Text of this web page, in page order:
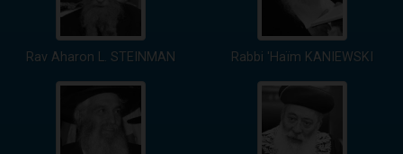
Rav Aharon L. STEINMAN Rabbi 'Haïm KANIEWSKI